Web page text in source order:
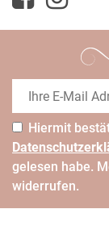
Hiermit
gelesen habe.
widerrufen.